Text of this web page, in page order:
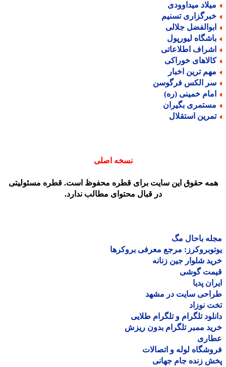
میداوودی
تسنیم
جلالی
لیورپول
اطلاعاتی
خوراکی
ترین اخبار
الکس فرگوسن
خمینی (ره)
بگیران
استقلال
نسخه اصلی
حقوق این سایت برای قطره محفوظ است. قطره مسئولیتی
در قبال محتوای مطالب ندارد.
باحال مگ
مرجع معرفی بروکرها
شلوار جین زنانه
گوشی
پدیا
سایت در مشهد
نوزاد
تلگرام و تلگرام طلایی
ممبر تلگرام بدون ریزش
لوله و اتصالات
زنده جام جهانی